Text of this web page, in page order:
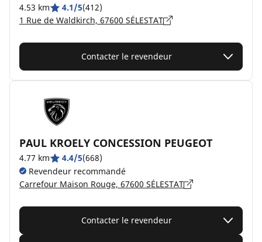
4.53 km 4.1/5(412)
1 Rue de Waldkirch, 67600 SÉLESTAT
Contacter le revendeur
PAUL KROELY CONCESSION PEUGEOT
4.77 km 4.4/5(668)
Revendeur recommandé
Carrefour Maison Rouge, 67600 SÉLESTAT
Contacter le revendeur